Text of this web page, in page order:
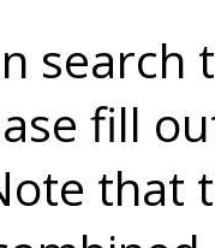
search
fill
that